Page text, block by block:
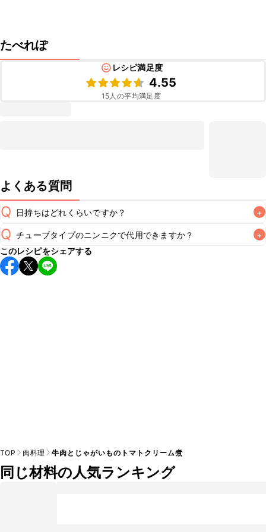
たべれぽ
レシピ満足度
4.55
15人の平均満足度
よくある質問
Q 日持ちはどれくらいですか？ +
A
保存期間は冷蔵で翌日中が目安です。なるべくお早めにお召
し上がりください。
※日持ちは目安です。
Q チューブタイプのニンニクで代用できますか？ +
A
チューブタイプのニンニクを使用してもお作りいただけま
す。小さじ1/2を目安に加え、お好みの風味になるようご調節
このレシピをシェアする
TOP 肉料理 牛肉とじゃがいものトマトクリーム煮
同じ材料の人気ランキング